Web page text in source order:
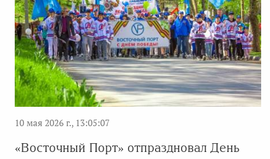
10 мая 2026 г., 13:05:07
«Восточный Порт» отпраздновал День